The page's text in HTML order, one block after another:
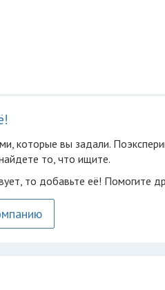
которые вы задали.
то, что ищите.
то добавьте её! Помогите